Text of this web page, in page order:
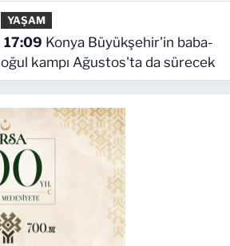
YAŞAM
17:09
oğul kampı Ağustos'ta da sürecek